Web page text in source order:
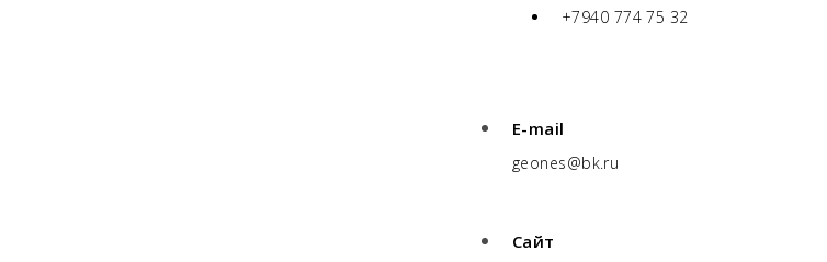
+7940 774 75 32
E-mail
geones@bk.ru
Сайт